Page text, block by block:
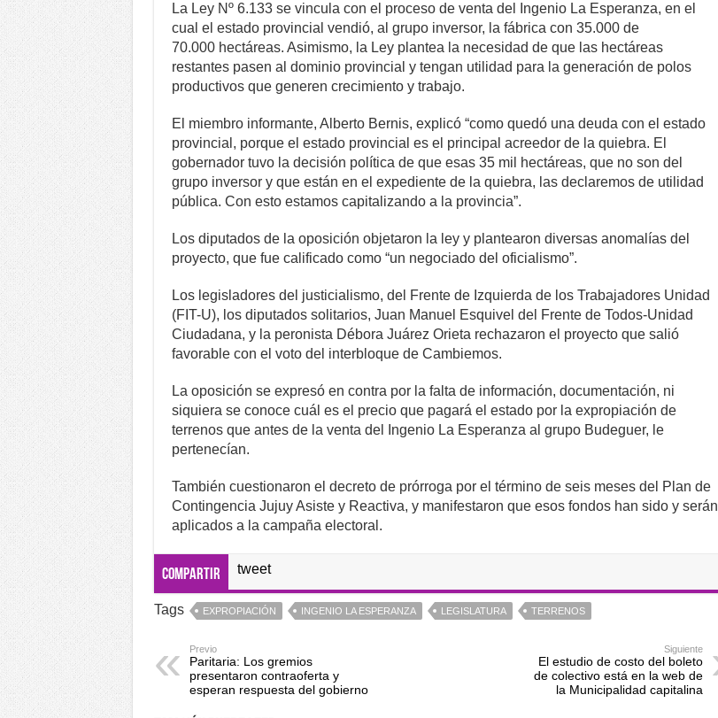
o
k
p
er
k
La Ley Nº 6.133 se vincula con el proceso de venta del Ingenio La Esperanza, en el
cual el estado provincial vendió, al grupo inversor, la fábrica con 35.000 de
70.000 hectáreas. Asimismo, la Ley plantea la necesidad de que las hectáreas
restantes pasen al dominio provincial y tengan utilidad para la generación de polos
productivos que generen crecimiento y trabajo.
El miembro informante, Alberto Bernis, explicó “como quedó una deuda con el estado
provincial, porque el estado provincial es el principal acreedor de la quiebra. El
gobernador tuvo la decisión política de que esas 35 mil hectáreas, que no son del
grupo inversor y que están en el expediente de la quiebra, las declaremos de utilidad
pública. Con esto estamos capitalizando a la provincia”.
Los diputados de la oposición objetaron la ley y plantearon diversas anomalías del
proyecto, que fue calificado como “un negociado del oficialismo”.
Los legisladores del justicialismo, del Frente de Izquierda de los Trabajadores Unidad
(FIT-U), los diputados solitarios, Juan Manuel Esquivel del Frente de Todos-Unidad
Ciudadana, y la peronista Débora Juárez Orieta rechazaron el proyecto que salió
favorable con el voto del interbloque de Cambiemos.
La oposición se expresó en contra por la falta de información, documentación, ni
siquiera se conoce cuál es el precio que pagará el estado por la expropiación de
terrenos que antes de la venta del Ingenio La Esperanza al grupo Budeguer, le
pertenecían.
También cuestionaron el decreto de prórroga por el término de seis meses del Plan de
Contingencia Jujuy Asiste y Reactiva, y manifestaron que esos fondos han sido y serán
aplicados a la campaña electoral.
Compartir tweet
Tags EXPROPIACIÓN INGENIO LA ESPERANZA LEGISLATURA TERRENOS
Previo
Paritaria: Los gremios
presentaron contraoferta y
esperan respuesta del gobierno
Siguiente
El estudio de costo del boleto
de colectivo está en la web de
la Municipalidad capitalina